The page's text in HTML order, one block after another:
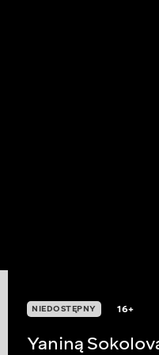
NIEDOSTĘPNY 16+
Yaniną